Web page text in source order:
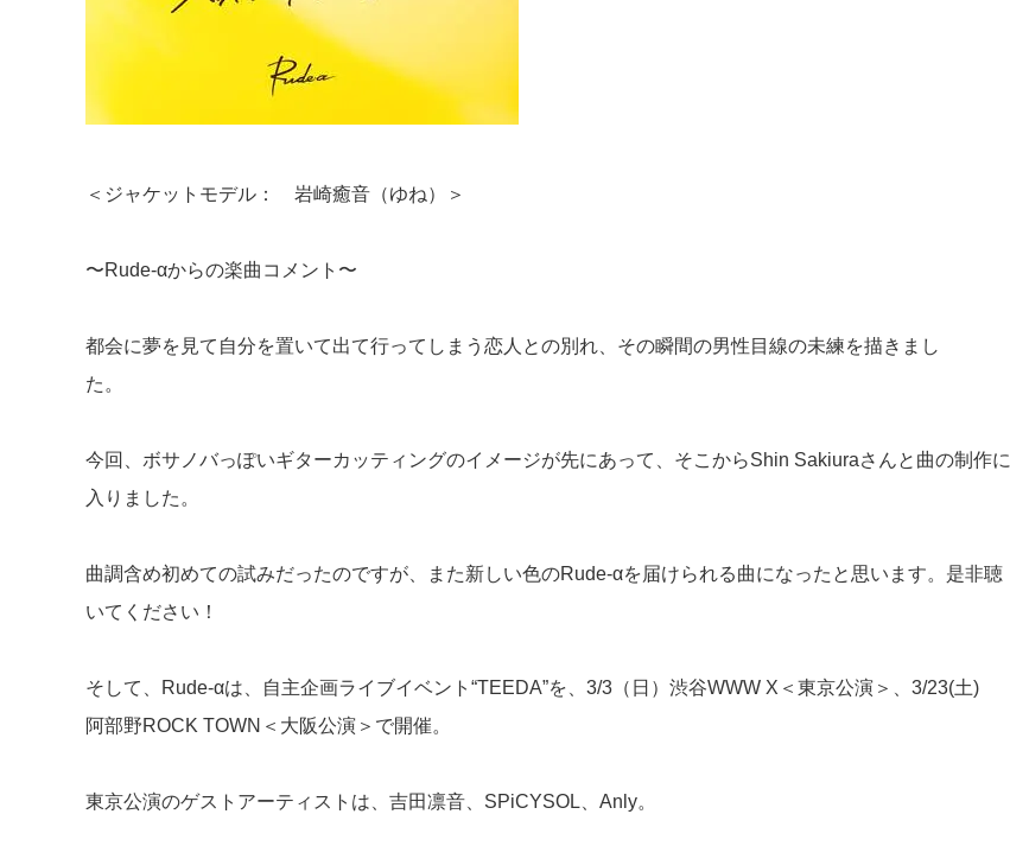
＜ジャケットモデル： 岩崎癒音（ゆね）＞
〜Rude-αからの楽曲コメント〜
都会に夢を見て自分を置いて出て行ってしまう恋人との別れ、その瞬間の男性目線の未練を描きまし
た。
今回、ボサノバっぽいギターカッティングのイメージが先にあって、そこからShin Sakiuraさんと曲の制作に
入りました。
曲調含め初めての試みだったのですが、また新しい色のRude-αを届けられる曲になったと思います。是非聴
いてください！
そして、Rude-αは、自主企画ライブイベント“TEEDA”を、3/3（日）渋谷WWW X＜東京公演＞、3/23(土)
阿部野ROCK TOWN＜大阪公演＞で開催。
東京公演のゲストアーティストは、吉田凛音、SPiCYSOL、Anly。